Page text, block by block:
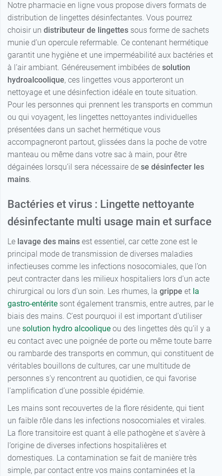
Notre pharmacie en ligne vous propose divers formats de
distribution de lingettes désinfectantes. Vous pourrez
choisir un distributeur de lingettes sous forme de sachets
munie d’un opercule refermable. Ce contenant hermétique
garantit une hygiène et une imperméabilité aux bactéries et
à l’air ambiant. Généreusement imbibées de solution
hydroalcoolique, ces lingettes vous apporteront un
nettoyage et une désinfection idéale en toute situation.
Pour les personnes qui prennent les transports en commun
ou qui voyagent, les lingettes nettoyantes individuelles
présentées dans un sachet hermétique vous
accompagneront partout, glissées dans la poche de votre
manteau ou même dans votre sac à main, pour être
dégainées lorsqu’il sera nécessaire de se désinfecter les
mains.
Bactéries et virus : Lingette nettoyante
désinfectante multi usage main et surface
Le lavage des mains est essentiel, car cette zone est le
principal mode de transmission de diverses maladies
infectieuses comme les infections nosocomiales, que l’on
peut contracter dans les milieux hospitaliers lors d'un acte
chirurgical ou lors d'un soin. Les rhumes, la grippe et la
gastro-entérite sont également transmis, entre autres, par le
biais des mains. C’est pourquoi il est important d’utiliser
une solution hydro alcoolique ou des lingettes dès qu’il y a
eu contact avec une poignée de porte ou même toute barre
ou rambarde des transports en commun, qui constituent de
véritables bouillons de cultures, car une multitude de
personnes s'y rencontrent au quotidien, ce qui favorise
l'amplification d’une possible épidémie.
Les mains sont recouvertes de la flore résidente, qui tient
un faible rôle dans les infections nosocomiales et virales.
La flore transitoire est quant à elle pathogène et s’avère à
l’origine de diverses infections hospitalières et
domestiques. La contamination se fait de manière très
simple, par contact entre vos mains contaminées et la